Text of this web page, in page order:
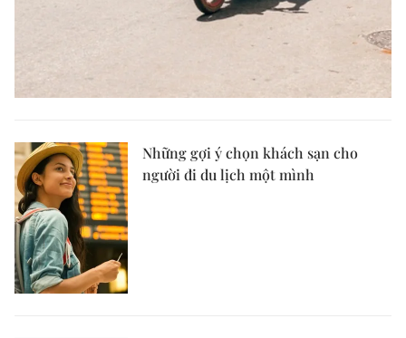
Những gợi ý chọn khách sạn cho
người đi du lịch một mình